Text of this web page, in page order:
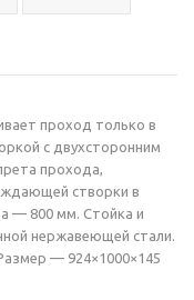
проход только в
с двухсторонним
прохода,
створки в
— 800 мм. Стойка и
нержавеющей стали.
— 924×1000×145